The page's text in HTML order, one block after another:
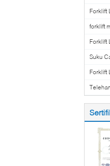
Forklift
forklift
Forklift
Suku
Forklift